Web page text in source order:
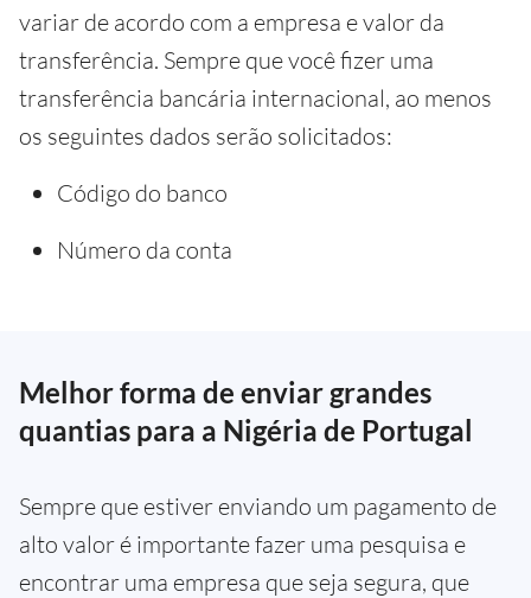
variar de acordo com a empresa e valor da
transferência. Sempre que você fizer uma
transferência bancária internacional, ao menos
os seguintes dados serão solicitados:
Código do banco
Número da conta
Melhor forma de enviar grandes
quantias para a Nigéria de Portugal
Sempre que estiver enviando um pagamento de
alto valor é importante fazer uma pesquisa e
encontrar uma empresa que seja segura, que